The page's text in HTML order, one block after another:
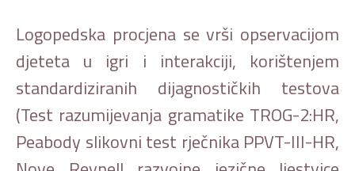
Logopedska procjena se vrši opservacijom
djeteta u igri i interakciji, korištenjem
standardiziranih dijagnostičkih testova
(Test razumijevanja gramatike TROG-2:HR,
Peabody slikovni test rječnika PPVT-III-HR,